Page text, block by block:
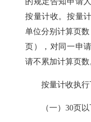
按量计收。按量
单位分别计算页
页），对同一申
请不累加计算页数
按量计收执行
（一）30页